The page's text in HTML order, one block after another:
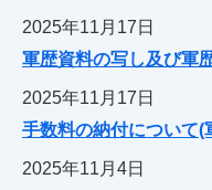
2025年11月17日
軍歴資料の写し及び軍
2025年11月17日
手数料の納付について(
2025年11月4日